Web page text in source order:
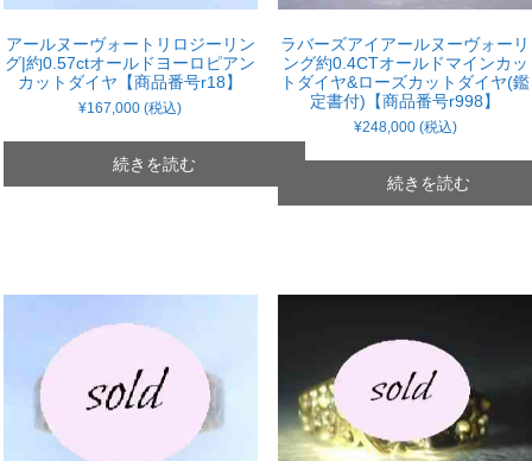
アールヌーヴォートリロジーリン
グ|約0.57ctオールドヨーロピアン
カットダイヤ【商品番号r18】
¥167,000 (税込)
続きを読む
ラバーズアイアールヌーヴォーリ
ング約0.4CTオールドマインカッ
トダイヤ&ローズカットダイヤ(鑑
定書付)【商品番号r998】
¥248,000 (税込)
続きを読む